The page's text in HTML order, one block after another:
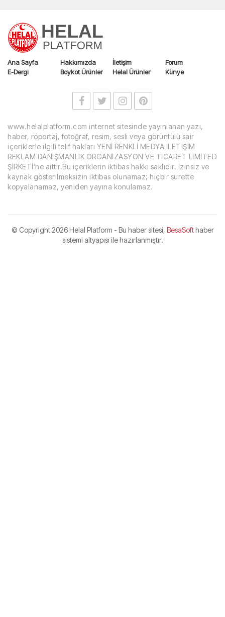
Ana Sayfa Hakkımızda İletişim
Forum
E-Dergi
Boykot Ürünler Helal Ürünler Künye
www.helalplatform.com internet sitesinde yayınlanan yazı,
haber, röportaj, fotoğraf, resim, sesli veya görüntülü sair
içeriklerle ilgili telif hakları YENİ RENKLİ MEDYA İLETİŞİM
REKLAM DANIŞMANLIK ORGANİZASYON VE TİCARET LİMİTED
ŞİRKETİ’ne aittir.Bu içeriklerin iktibas hakkı saklıdır. İzinsiz ve
kaynak gösterilmeksizin iktibas olunamaz; hiçbir surette
kopyalanamaz, yeniden yayına konulamaz.
© Copyright2026 Helal Platform - Bu haber sitesi, BesaSofthaber
sistemi altyapısı ile hazırlanmıştır.